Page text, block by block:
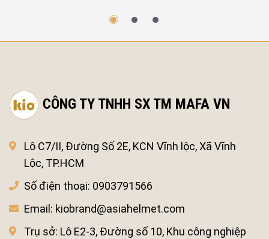
CÔNG TY TNHH SX TM MAFA VN
Lô C7/II, Đường Số 2E, KCN Vĩnh lộc, Xã Vĩnh
Lộc, TP.HCM
Số điện thoại: 0903791566
Email: kiobrand@asiahelmet.com
Trụ sở: Lô E2-3, Đường số 10, Khu công nghiệp